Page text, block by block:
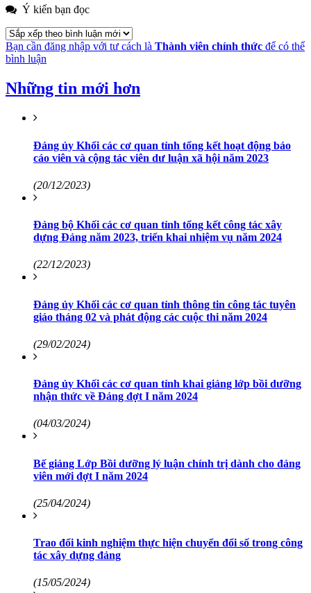
Ý kiến bạn đọc
Bạn cần đăng nhập với tư cách là Thành viên chính thức để có thể
bình luận
Những tin mới hơn
Đảng ủy Khối các cơ quan tỉnh tổng kết hoạt động báo
cáo viên và cộng tác viên dư luận xã hội năm 2023
(20/12/2023)
Đảng bộ Khối các cơ quan tỉnh tổng kết công tác xây
dựng Đảng năm 2023, triển khai nhiệm vụ năm 2024
(22/12/2023)
Đảng ủy Khối các cơ quan tỉnh thông tin công tác tuyên
giáo tháng 02 và phát động các cuộc thi năm 2024
(29/02/2024)
Đảng ủy Khối các cơ quan tỉnh khai giảng lớp bồi dưỡng
nhận thức về Đảng đợt I năm 2024
(04/03/2024)
Bế giảng Lớp Bồi dưỡng lý luận chính trị dành cho đảng
viên mới đợt I năm 2024
(25/04/2024)
Trao đổi kinh nghiệm thực hiện chuyển đổi số trong công
tác xây dựng đảng
(15/05/2024)